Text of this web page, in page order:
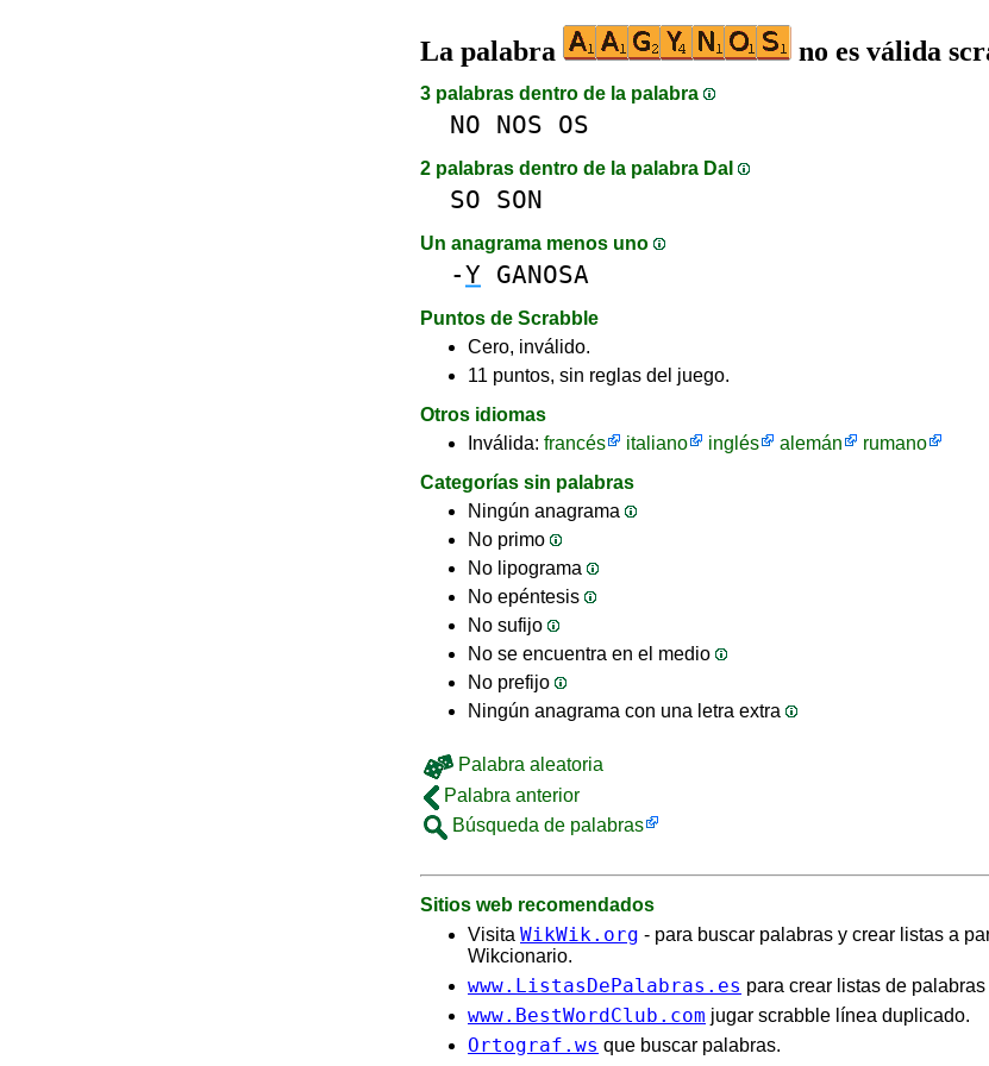
La palabra no es válida
3 palabras dentro de la palabra
NO NOS OS
2 palabras dentro de la palabra DaI
SO SON
Un anagrama menos uno
-Y GANOSA
Puntos de Scrabble
Cero, inválido.
11 puntos, sin reglas del juego.
Otros idiomas
Inválida: francés italiano inglés alemán
rumano
Categorías sin palabras
Ningún anagrama
No primo
No lipograma
No epéntesis
No sufijo
No se encuentra en el medio
No prefijo
Ningún anagrama con una letra extra
Palabra aleatoria
Palabra anterior
Búsqueda de palabras
Sitios web recomendados
Visita WikWik.org - para buscar palabras y crear listas a
Wikcionario.
www.ListasDePalabras.es para crear listas de
www.BestWordClub.com jugar scrabble línea duplicado.
Ortograf.ws que buscar palabras.